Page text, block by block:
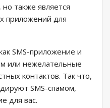
также является
приложений для
SMS-приложение и
или нежелательные
контактов. Так что,
SMS-спамом,
для вас.